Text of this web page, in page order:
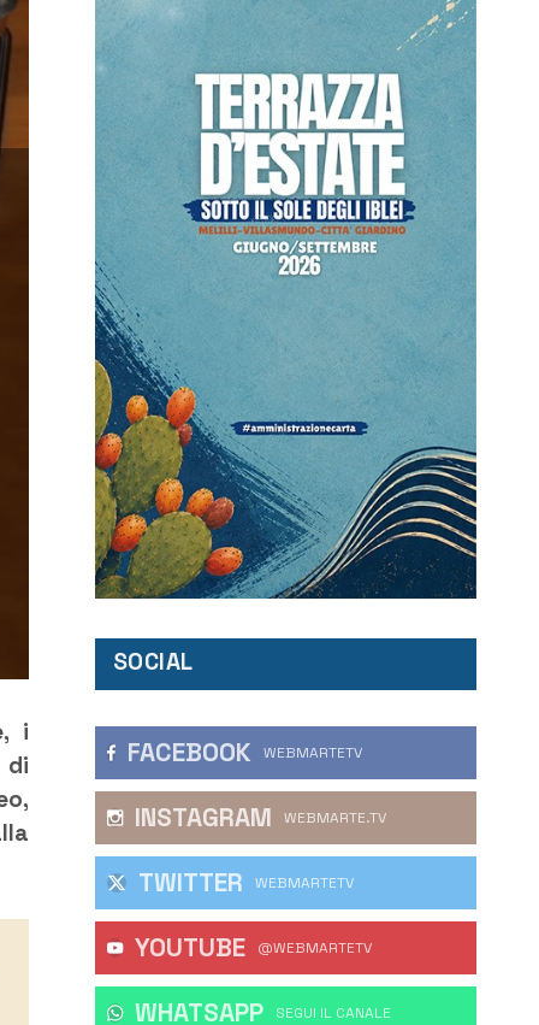
i
di
SOCIAL
FACEBOOK WEBMARTETV
INSTAGRAM WEBMARTE.TV
TWITTER WEBMARTETV
YOUTUBE @WEBMARTETV
WHATSAPP ‎SEGUI IL CANALE